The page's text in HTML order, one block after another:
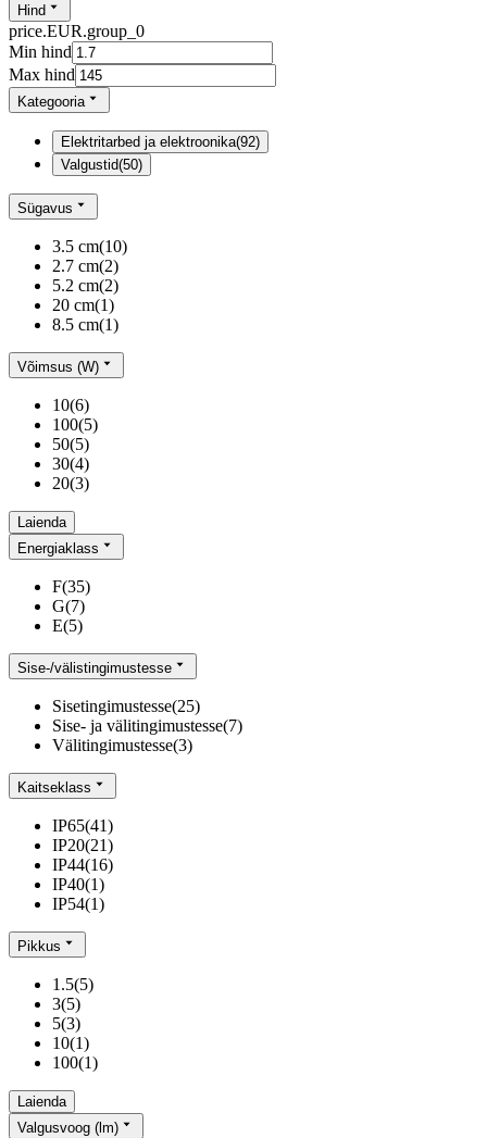
Hind
price.EUR.group_0
Min hind
Max hind
Kategooria
Elektritarbed ja elektroonika(92)
Valgustid(50)
Sügavus
3.5 cm(10)
2.7 cm(2)
5.2 cm(2)
20 cm(1)
8.5 cm(1)
Võimsus (W)
10(6)
100(5)
50(5)
30(4)
20(3)
Laienda
Energiaklass
F(35)
G(7)
E(5)
Sise-/välistingimustesse
Sisetingimustesse(25)
Sise- ja välitingimustesse(7)
Välitingimustesse(3)
Kaitseklass
IP65(41)
IP20(21)
IP44(16)
IP40(1)
IP54(1)
Pikkus
1.5(5)
3(5)
5(3)
10(1)
100(1)
Laienda
Valgusvoog (lm)